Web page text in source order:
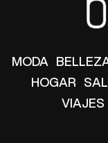
MODA
HOGAR
VIAJES